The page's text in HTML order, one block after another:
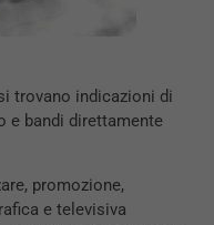
trovano indicazioni di
e bandi direttamente
promozione,
e televisiva